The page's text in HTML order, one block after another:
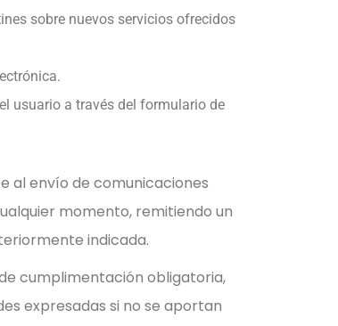
sobre nuevos servicios ofrecidos
usuario a través del formulario de
al envío de comunicaciones
momento, remitiendo un
indicada.
cumplimentación obligatoria,
expresadas si no se aportan